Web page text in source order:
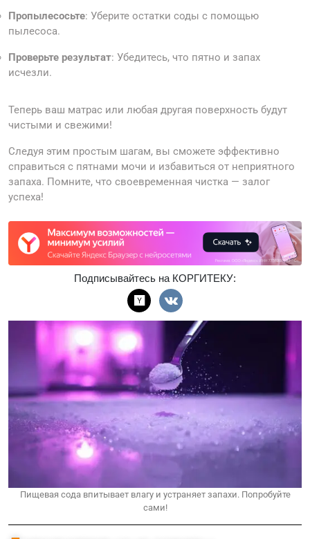
Пропылесосьте: Уберите остатки соды с помощью
пылесоса.
Проверьте результат: Убедитесь, что пятно и запах
исчезли.
Теперь ваш матрас или любая другая поверхность будут
чистыми и свежими!
Следуя этим простым шагам, вы сможете эффективно
справиться с пятнами мочи и избавиться от неприятного
запаха. Помните, что своевременная чистка — залог
успеха!
Подписывайтесь на КОРГИТЕКУ:
Пищевая сода впитывает влагу и устраняет запахи. Попробуйте
сами!